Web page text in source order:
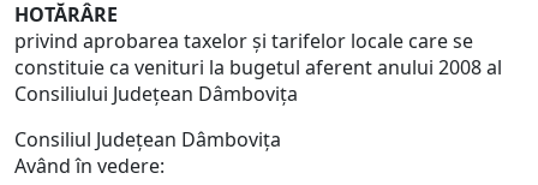
HOTĂRÂRE
privind aprobarea taxelor şi tarifelor locale care se
constituie ca venituri la bugetul aferent anului 2008 al
Consiliului Judeţean Dâmboviţa
Consiliul Judeţean Dâmboviţa
Având în vedere: